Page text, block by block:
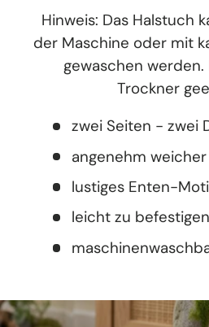
Hinweis: Das Halstuch
der Maschine oder mit
gewaschen
Trockner
zwei Seiten - zwei
angenehm
lustiges Enten-
leicht zu befestigen